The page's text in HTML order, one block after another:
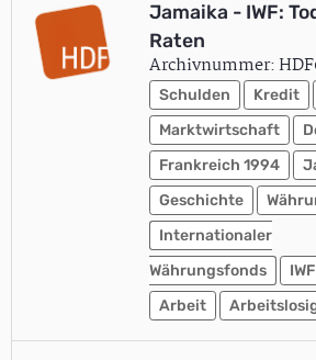
Jamaika - IWF:
Raten
Archivnummer:
Schulden Kredit
Marktwirtschaft
Frankreich 1994
Geschichte
Internationaler
Währungsfonds
IWF
Arbeit